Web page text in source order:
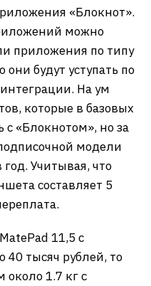
«Блокнот».
можно
приложения по типу
будут уступать по
На ум
которые в базовых
с «Блокнотом», но за
модели
Учитывая, что
составляет 5
11,5 с
40 тысяч рублей, то
около 1.7 кг с